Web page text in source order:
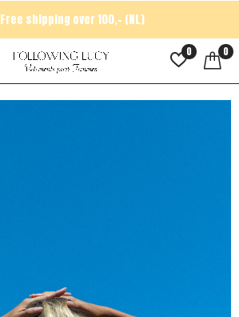
0 0
Free shipping over 100,- (NL)